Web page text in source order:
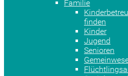
Familie
finden
Kinder
Jugend
Senioren